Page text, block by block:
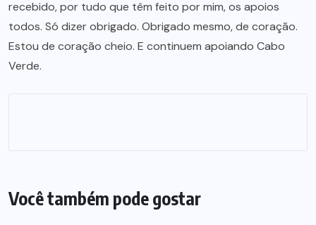
recebido, por tudo que têm feito por mim, os apoios
todos. Só dizer obrigado. Obrigado mesmo, de coração.
Estou de coração cheio. E continuem apoiando Cabo
Verde.
Você também pode gostar